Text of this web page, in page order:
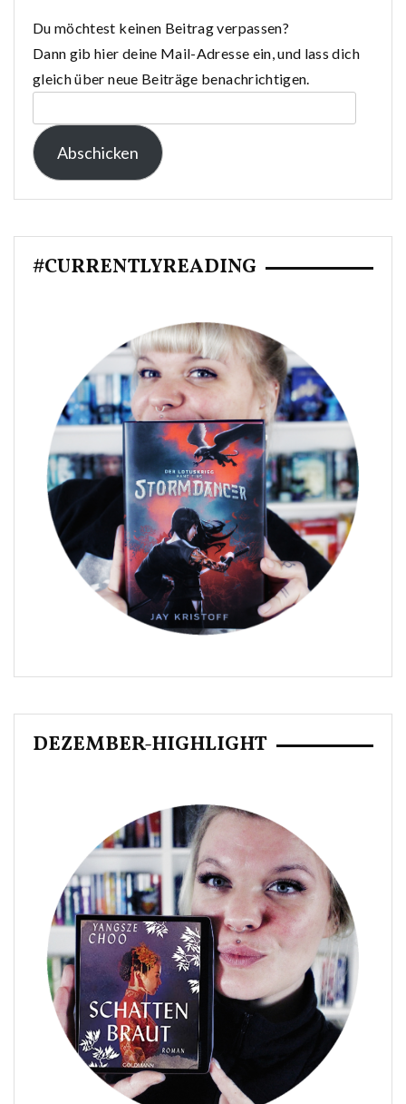
Du möchtest keinen Beitrag verpassen?
Dann gib hier deine Mail-Adresse ein, und lass dich
gleich über neue Beiträge benachrichtigen.
Mail-
Adresse:
Abschicken
#CURRENTLYREADING
DEZEMBER-HIGHLIGHT